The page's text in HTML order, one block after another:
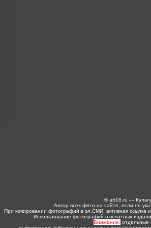
© art16.ru —
Автор всех фото на сайте, если не
При копировании фотографий в эл.СМИ, активная ссылка
Использование фотографий в печатных
Внимание: отдельные